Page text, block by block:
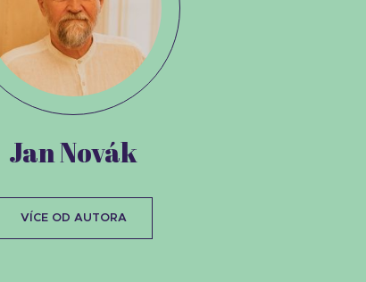
Jan Novák
VÍCE OD AUTORA